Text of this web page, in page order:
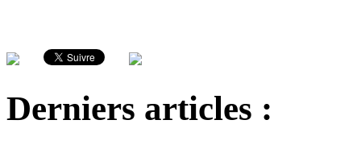
Derniers articles :